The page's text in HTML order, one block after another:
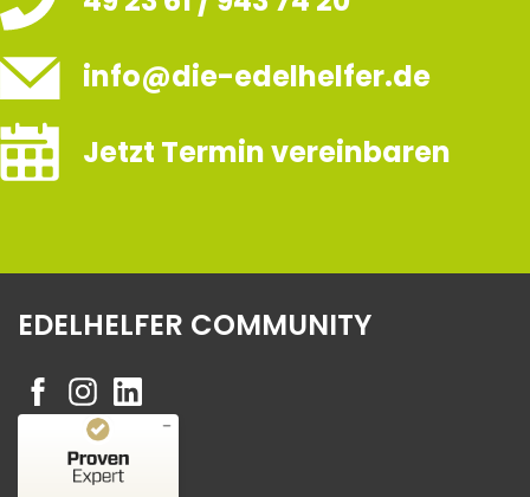
info@die-edelhelfer.de
Jetzt Termin vereinbaren
EDELHELFER COMMUNITY
Kundenbewertungen und Erfahrungen zu